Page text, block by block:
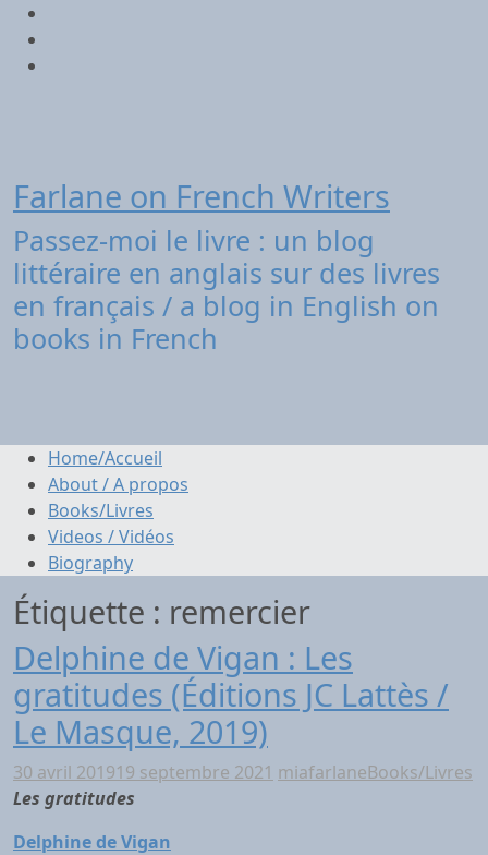
Aller
contenu
Farlane on French Writers
Passez-moi le livre : un blog
littéraire en anglais sur des livres
en français / a blog in English on
books in French
Home/Accueil
About / A propos
Books/Livres
Videos / Vidéos
Biography
Étiquette : remercier
Delphine de Vigan : Les
gratitudes (Éditions JC Lattès /
Le Masque, 2019)
30 avril 201919 septembre 2021 miafarlaneBooks/Livres
Les gratitudes
Delphine de Vigan